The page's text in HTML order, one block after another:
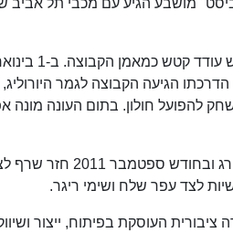
הגיעה הקבוצה לגמר
להפועל חולון. בתום העונה מונה
ביוני 2011 עזב את תפקידו האחרון כמאמן
לצד עפר שלח ושימי ריגר.
ציבורית העוסקת בפיתוח, ייצור